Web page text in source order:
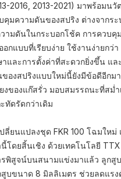
2016, 2013-2021) มาพร้อมนวั
คุมความดันของสปริง ต่างจากระ
ามดันในกระบอกโช้ค การควบคุ
กแบบที่เรียบง่าย ใช้งานง่ายกว่า
าและการตั้งค่าที่สะดวกยิ่งขึ้น แล
องสปริงแบบใหม่นี้ยังมีข้อดีอีกม
งของแก๊สรั่ว มอบสมรรถนะที่สม่ำ
ทัดรัดกว่าเดิม
ลี่ยนแปลงชุด FKR 100 โฉมใหม่
โดยสิ้นเชิง ด้วยเทคโนโลยี
รพิสูจน์บนสนามแข่งมาแล้ว ลูกสู
บขนาด 8 มิลลิเมตร ช่วยลดแร